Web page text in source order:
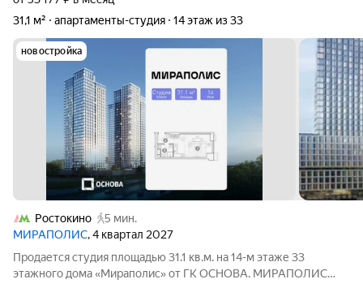
31,1 м²
апартаменты-студия 14 этаж из 33
новостройка
Ростокино
5 мин.
МИРАПОЛИС, 4 квартал 2027
Продается студия площадью 31.1 кв.м. на 14-м этаже 33
этажного дома «Мираполис» от ГК ОСНОВА. МИРАПОЛИС